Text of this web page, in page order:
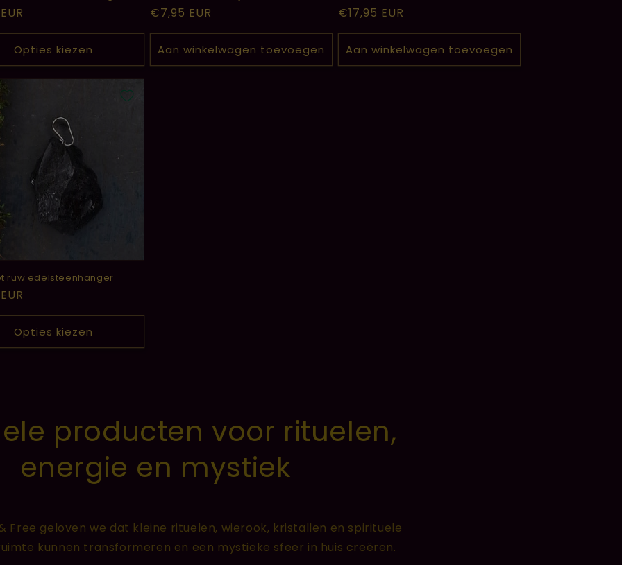
Opties kiezen
Normale
prijs
€7,95 EUR
Aan winkelwagen toevoegen
Normale
prijs
€17,95 EUR
Aan winkelwagen toevoegen
ruw edelsteenhanger
Opties kiezen
producten voor rituelen,
energie en mystiek
Free geloven we dat kleine rituelen, wierook, kristallen en spirituele
kunnen transformeren en een mystieke sfeer in huis creëren.